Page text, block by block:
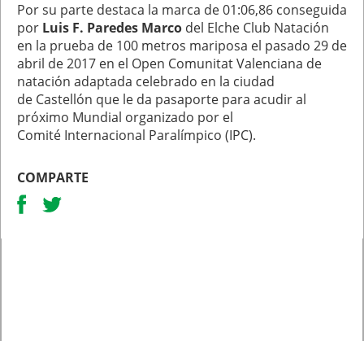
Por su parte destaca la marca de 01:06,86 conseguida
por Luis F. Paredes Marco del Elche Club Natación
en la prueba de 100 metros mariposa el pasado 29 de
abril de 2017 en el Open Comunitat Valenciana de
natación adaptada celebrado en la ciudad
de Castellón que le da pasaporte para acudir al
próximo Mundial organizado por el
Comité Internacional Paralímpico (IPC).
COMPARTE